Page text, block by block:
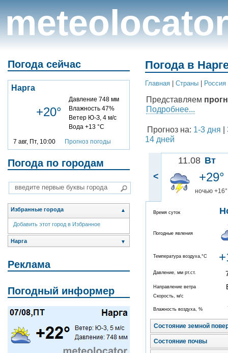
meteolocator
Погода сейчас
Нарга
+20°
Давление 748 мм
Влажность 47%
Ветер Ю-З, 4 м/с
Вода +13 °C
7 авг, Пт, 10:00 Прогноз погоды
Погода по городам
Избранные города ▲
Добавить этот город в Избранное
Нарга ▼
Реклама
Погодный информер
Погода в
Главная Cтраны Россия
Представляем
Подробнее...
Прогноз на: 1-3 дня
14 дней
<
11.08 Вт
+29°
ночью +16°
Время суток
Погодные явления
Температура воздуха,°C
Давление, мм рт.ст.
Направление ветра
Скорость, м/с
Влажность воздуха, %
Состояние земной
Состояние почвы